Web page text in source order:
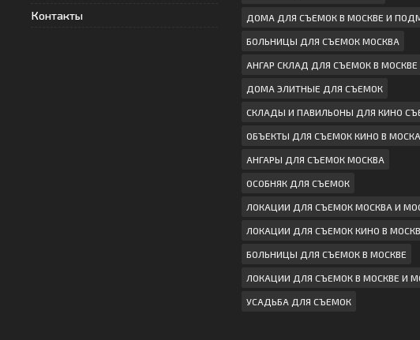
Контакты
ДОМА ДЛЯ СЪЕМОК В МОСКВЕ И
БОЛЬНИЦЫ ДЛЯ СЪЕМОК МОСКВА
АНГАР СКЛАД ДЛЯ СЪЕМОК В МОСКВЕ
ДОМА ЭЛИТНЫЕ ДЛЯ СЪЕМОК
СКЛАДЫ И ПАВИЛЬОНЫ ДЛЯ КИНО
ОБЪЕКТЫ ДЛЯ СЪЕМОК КИНО В
АНГАРЫ ДЛЯ СЪЕМОК МОСКВА
ОСОБНЯК ДЛЯ СЪЕМОК
ЛОКАЦИИ ДЛЯ СЪЕМОК МОСКВА И
ЛОКАЦИИ ДЛЯ СЪЕМОК КИНО В
БОЛЬНИЦЫ ДЛЯ СЪЕМОК В МОСКВЕ
ЛОКАЦИИ ДЛЯ СЪЕМОК В МОСКВЕ И
УСАДЬБА ДЛЯ СЪЕМОК